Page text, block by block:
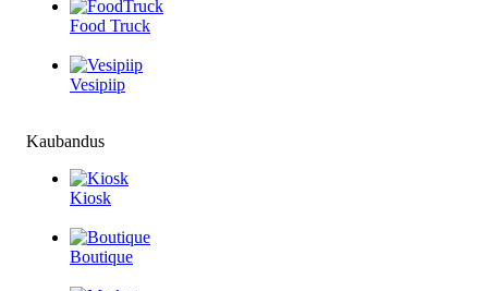
Food Truck
Vesipiip
Kaubandus
Kiosk
Boutique